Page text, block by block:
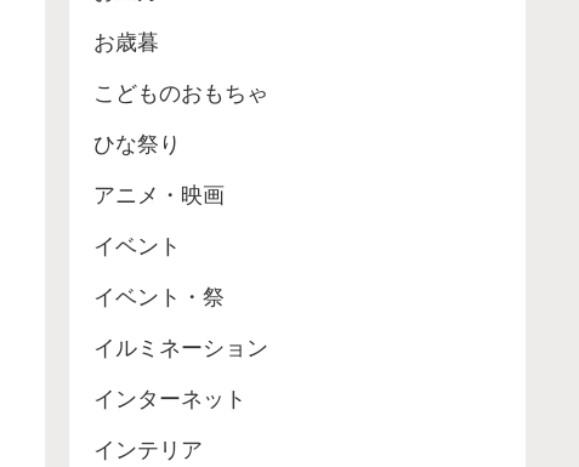
お歳暮
こどものおもちゃ
ひな祭り
アニメ・映画
イベント
イベント・祭
イルミネーション
インターネット
インテリア